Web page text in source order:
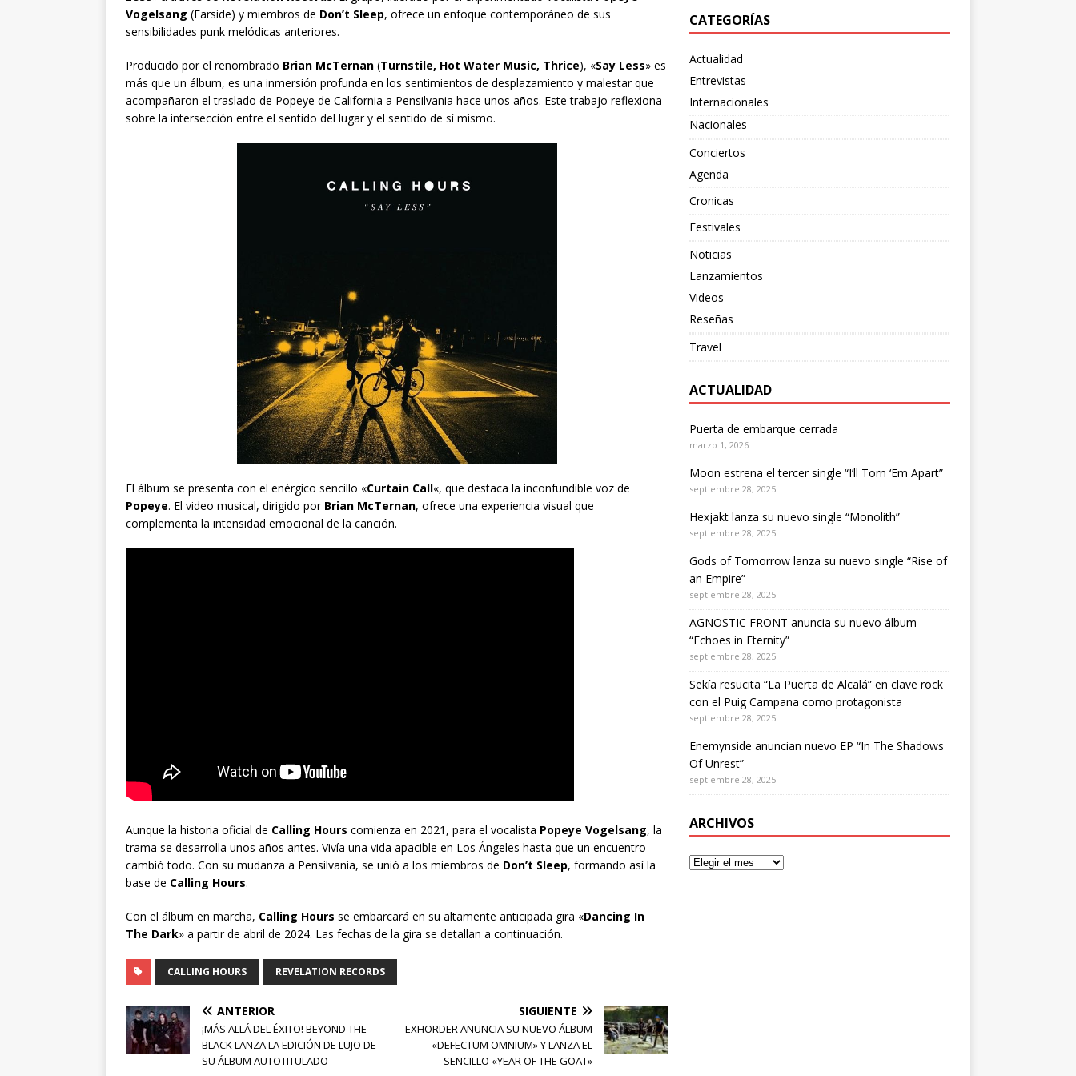
Vogelsang (Farside) y miembros de Don’t Sleep, ofrece un enfoque contemporáneo de sus
sensibilidades punk melódicas anteriores.
Producido por el renombrado Brian McTernan (Turnstile, Hot Water Music, Thrice), «Say Less» es
más que un álbum, es una inmersión profunda en los sentimientos de desplazamiento y malestar que
acompañaron el traslado de Popeye de California a Pensilvania hace unos años. Este trabajo reflexiona
sobre la intersección entre el sentido del lugar y el sentido de sí mismo.
El álbum se presenta con el enérgico sencillo «Curtain Call«, que destaca la inconfundible voz de
Popeye. El video musical, dirigido por Brian McTernan, ofrece una experiencia visual que
complementa la intensidad emocional de la canción.
Aunque la historia oficial de Calling Hours comienza en 2021, para el vocalista Popeye Vogelsang, la
trama se desarrolla unos años antes. Vivía una vida apacible en Los Ángeles hasta que un encuentro
cambió todo. Con su mudanza a Pensilvania, se unió a los miembros de Don’t Sleep, formando así la
base de Calling Hours.
Con el álbum en marcha, Calling Hours se embarcará en su altamente anticipada gira «Dancing In
The Dark» a partir de abril de 2024. Las fechas de la gira se detallan a continuación.
CALLING HOURS REVELATION RECORDS
ANTERIOR
¡MÁS ALLÁ DEL ÉXITO! BEYOND THE
BLACK LANZA LA EDICIÓN DE LUJO DE
SU ÁLBUM AUTOTITULADO
SIGUIENTE
EXHORDER ANUNCIA SU NUEVO ÁLBUM
«DEFECTUM OMNIUM» Y LANZA EL
SENCILLO «YEAR OF THE GOAT»
CATEGORÍAS
Actualidad
Entrevistas
Internacionales
Nacionales
Conciertos
Agenda
Cronicas
Festivales
Noticias
Lanzamientos
Videos
Reseñas
Travel
ACTUALIDAD
Puerta de embarque cerrada
marzo 1, 2026
Moon estrena el tercer single “I’ll Torn ‘Em Apart”
septiembre 28, 2025
Hexjakt lanza su nuevo single “Monolith”
septiembre 28, 2025
Gods of Tomorrow lanza su nuevo single “Rise of
an Empire”
septiembre 28, 2025
AGNOSTIC FRONT anuncia su nuevo álbum
“Echoes in Eternity”
septiembre 28, 2025
Sekía resucita “La Puerta de Alcalá” en clave rock
con el Puig Campana como protagonista
septiembre 28, 2025
Enemynside anuncian nuevo EP “In The Shadows
Of Unrest”
septiembre 28, 2025
ARCHIVOS